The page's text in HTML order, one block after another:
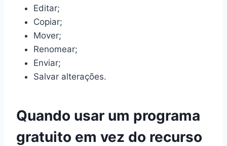
Editar;
Copiar;
Mover;
Renomear;
Enviar;
Salvar alterações.
Quando usar um programa
gratuito em vez do recurso